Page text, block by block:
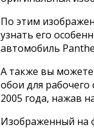
По этим
узнать его
автомобиль
А также вы можете
обои для
2005 года, нажав
Изображенный на